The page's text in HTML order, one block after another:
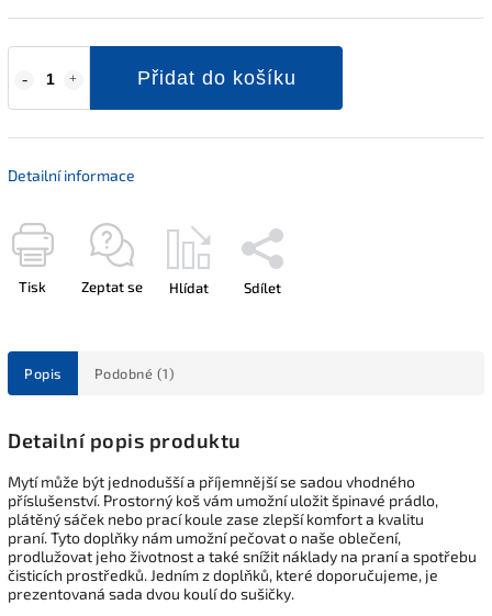
Přidat do košíku
Detailní informace
Tisk Zeptat se Hlídat Sdílet
Popis Podobné (1)
Detailní popis produktu
Mytí může být jednodušší a příjemnější se sadou vhodného
příslušenství. Prostorný koš vám umožní uložit špinavé prádlo,
plátěný sáček nebo prací koule zase zlepší komfort a kvalitu
praní. Tyto doplňky nám umožní pečovat o naše oblečení,
prodlužovat jeho životnost a také snížit náklady na praní a spotřebu
čisticích prostředků. Jedním z doplňků, které doporučujeme, je
prezentovaná sada dvou koulí do sušičky.